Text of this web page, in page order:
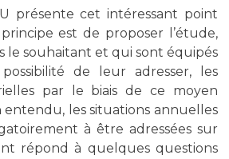
présente cet intéressant point
est de proposer l’étude,
le souhaitant et qui sont équipés
de leur adresser, les
par le biais de ce moyen
les situations annuelles
à être adressées sur
répond à quelques questions